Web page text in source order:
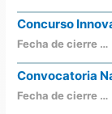
Concurso
Fecha de cierre …
Convocatoria
Fecha de cierre …